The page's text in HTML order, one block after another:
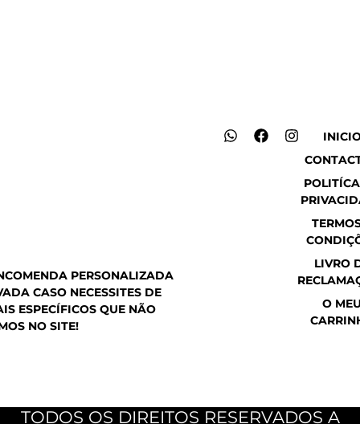
PERSONALIZADA
CASO NECESSITES DE
ESPECÍFICOS QUE NÃO
NO SITE!
LIVRO
O
W
F
I
TODOS OS DIREITOS RESERVADOS A